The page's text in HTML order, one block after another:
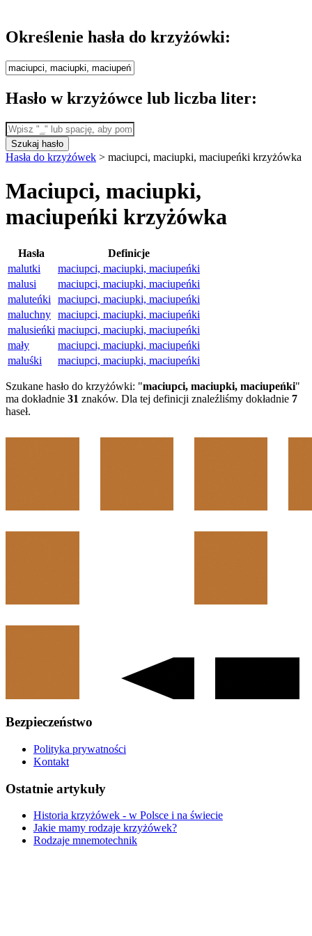
Określenie hasła do krzyżówki:
Hasło w krzyżówce lub liczba liter:
Szukaj hasło
Hasła do krzyżówek > maciupci, maciupki, maciupeńki krzyżówka
Maciupci, maciupki,
maciupeńki krzyżówka
Hasła
Definicje
malutki
maciupci, maciupki, maciupeńki
malusi
maciupci, maciupki, maciupeńki
maluteńki
maciupci, maciupki, maciupeńki
maluchny maciupci, maciupki, maciupeńki
malusieńki maciupci, maciupki, maciupeńki
mały
maciupci, maciupki, maciupeńki
maluśki
maciupci, maciupki, maciupeńki
Szukane hasło do krzyżówki: "maciupci, maciupki, maciupeńki"
ma dokładnie 31 znaków. Dla tej definicji znaleźliśmy dokładnie 7
haseł.
Bezpieczeństwo
Polityka prywatności
Kontakt
Ostatnie artykuły
Historia krzyżówek - w Polsce i na świecie
Jakie mamy rodzaje krzyżówek?
Rodzaje mnemotechnik